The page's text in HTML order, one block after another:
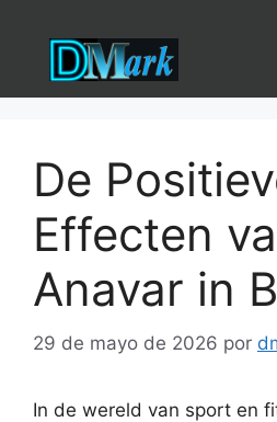
De
Effecten
Anavar in
29 de mayo de 2026 por
In de wereld van sport en